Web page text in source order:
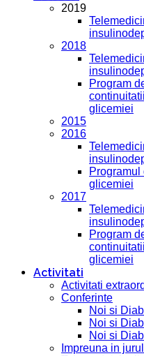
2019
2018
Program
glicemiei
2015
2016
Programul
glicemiei
2017
Program
glicemiei
Activitati
Activitati
Conferinte
Noi si
Noi si
Noi si
Impreuna in